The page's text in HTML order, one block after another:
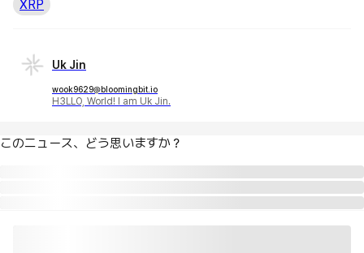
XRP
Uk Jin
wook9629@bloomingbit.io
H3LLO, World! I am Uk Jin.
このニュース、どう思いますか？